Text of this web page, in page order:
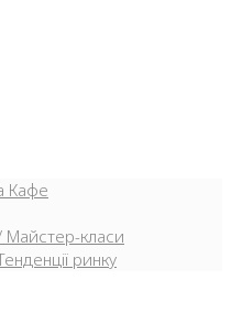
Кафе
Майстер-класи
ринку